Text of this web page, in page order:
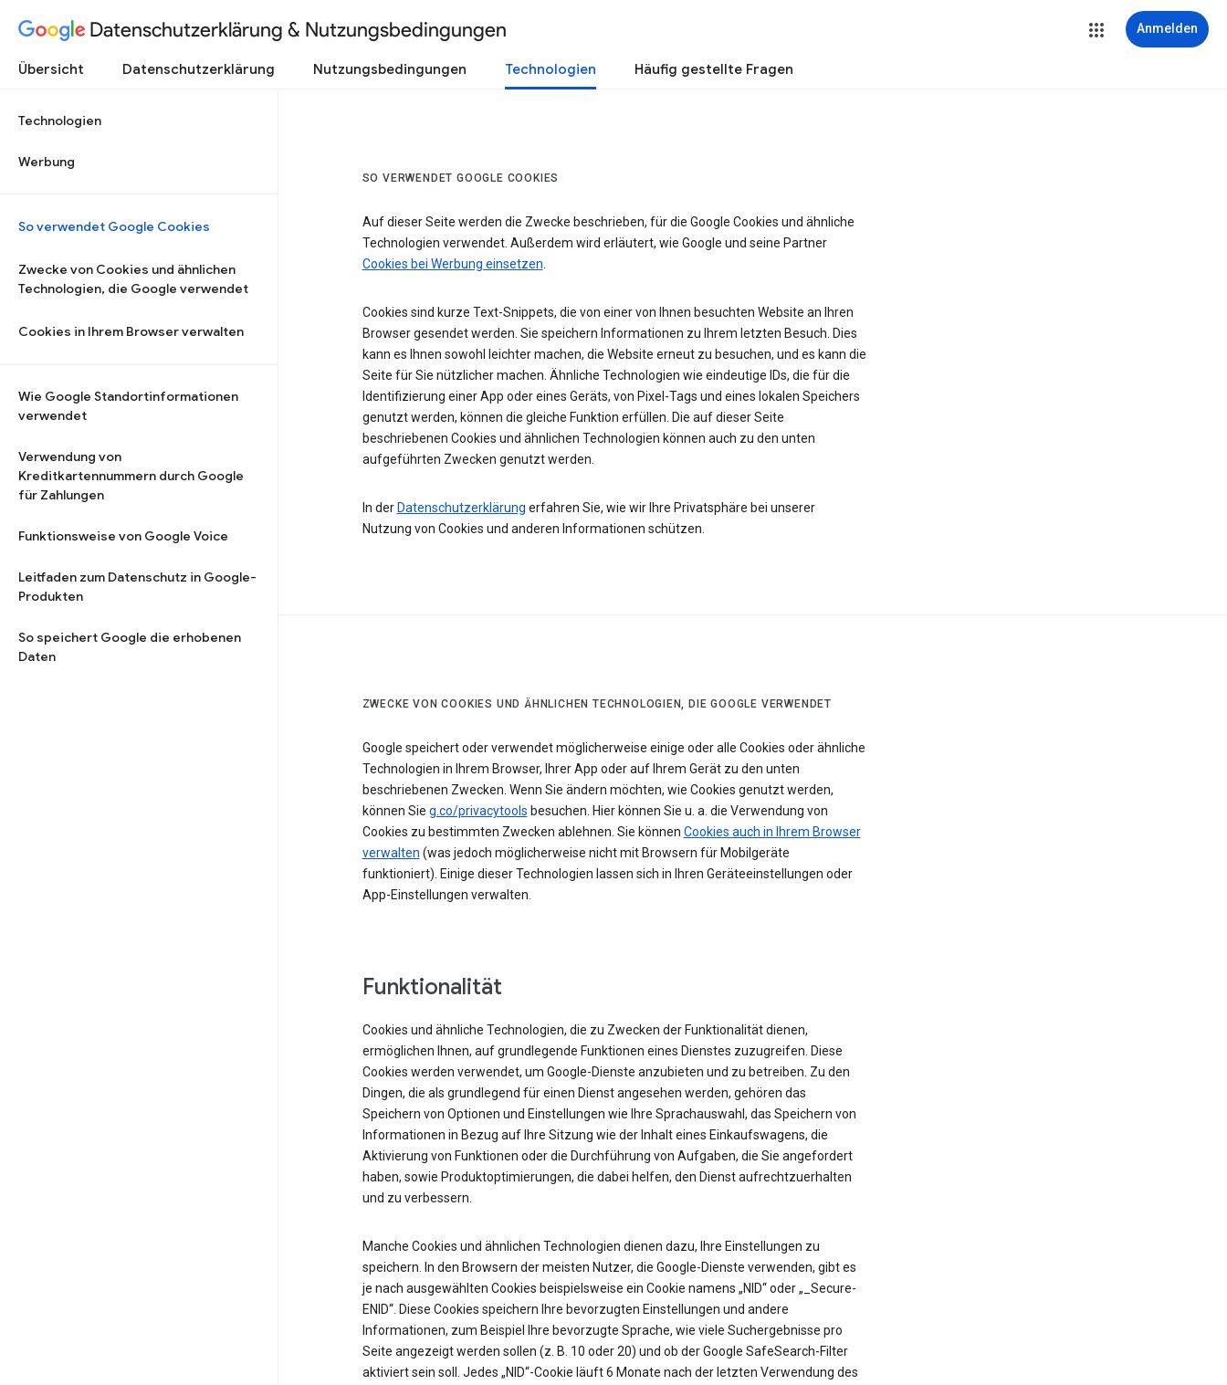
Datenschutzerklärung & Nutzungsbedingungen Anmelden
Übersicht Datenschutzerklärung Nutzungsbedingungen Technologien Häufig gestellte Fragen
Technologien
Werbung
So verwendet Google Cookies
Zwecke von Cookies und ähnlichen
Technologien, die Google verwendet
Cookies in Ihrem Browser verwalten
Wie Google Standortinformationen
verwendet
Verwendung von
Kreditkartennummern durch Google
für Zahlungen
Funktionsweise von Google Voice
Leitfaden zum Datenschutz in Google-
Produkten
So speichert Google die erhobenen
Daten
SO VERWENDET GOOGLE COOKIES
Auf dieser Seite werden die Zwecke beschrieben, für die Google Cookies und ähnliche
Technologien verwendet. Außerdem wird erläutert, wie Google und seine Partner
Cookies bei Werbung einsetzen.
Cookies sind kurze Text-Snippets, die von einer von Ihnen besuchten Website an Ihren
Browser gesendet werden. Sie speichern Informationen zu Ihrem letzten Besuch. Dies
kann es Ihnen sowohl leichter machen, die Website erneut zu besuchen, und es kann die
Seite für Sie nützlicher machen. Ähnliche Technologien wie eindeutige IDs, die für die
Identifizierung einer App oder eines Geräts, von Pixel-Tags und eines lokalen Speichers
genutzt werden, können die gleiche Funktion erfüllen. Die auf dieser Seite
beschriebenen Cookies und ähnlichen Technologien können auch zu den unten
aufgeführten Zwecken genutzt werden.
In der Datenschutzerklärung erfahren Sie, wie wir Ihre Privatsphäre bei unserer
Nutzung von Cookies und anderen Informationen schützen.
ZWECKE VON COOKIES UND ÄHNLICHEN TECHNOLOGIEN, DIE GOOGLE VERWENDET
Google speichert oder verwendet möglicherweise einige oder alle Cookies oder ähnliche
Technologien in Ihrem Browser, Ihrer App oder auf Ihrem Gerät zu den unten
beschriebenen Zwecken. Wenn Sie ändern möchten, wie Cookies genutzt werden,
können Sie g.co/privacytools besuchen. Hier können Sie u. a. die Verwendung von
Cookies zu bestimmten Zwecken ablehnen. Sie können Cookies auch in Ihrem Browser
verwalten (was jedoch möglicherweise nicht mit Browsern für Mobilgeräte
funktioniert). Einige dieser Technologien lassen sich in Ihren Geräteeinstellungen oder
App-Einstellungen verwalten.
Funktionalität
Cookies und ähnliche Technologien, die zu Zwecken der Funktionalität dienen,
ermöglichen Ihnen, auf grundlegende Funktionen eines Dienstes zuzugreifen. Diese
Cookies werden verwendet, um Google-Dienste anzubieten und zu betreiben. Zu den
Dingen, die als grundlegend für einen Dienst angesehen werden, gehören das
Speichern von Optionen und Einstellungen wie Ihre Sprachauswahl, das Speichern von
Informationen in Bezug auf Ihre Sitzung wie der Inhalt eines Einkaufswagens, die
Aktivierung von Funktionen oder die Durchführung von Aufgaben, die Sie angefordert
haben, sowie Produktoptimierungen, die dabei helfen, den Dienst aufrechtzuerhalten
und zu verbessern.
Manche Cookies und ähnlichen Technologien dienen dazu, Ihre Einstellungen zu
speichern. In den Browsern der meisten Nutzer, die Google-Dienste verwenden, gibt es
je nach ausgewählten Cookies beispielsweise ein Cookie namens „NID“ oder „_Secure-
ENID“. Diese Cookies speichern Ihre bevorzugten Einstellungen und andere
Informationen, zum Beispiel Ihre bevorzugte Sprache, wie viele Suchergebnisse pro
Seite angezeigt werden sollen (z. B. 10 oder 20) und ob der Google SafeSearch-Filter
aktiviert sein soll. Jedes „NID“-Cookie läuft 6 Monate nach der letzten Verwendung des